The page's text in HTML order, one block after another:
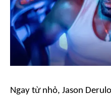
Ngay từ nhỏ, Jason